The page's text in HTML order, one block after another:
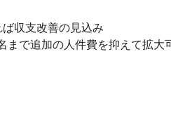
収支改善の見込み
で追加の人件費を抑えて拡大